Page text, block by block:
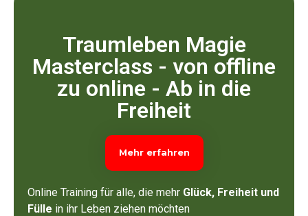
Traumleben Magie
Masterclass - von offline
zu online - Ab in die
Freiheit
Mehr erfahren
Online Training für alle, die mehr Glück, Freiheit und
Fülle in ihr Leben ziehen möchten